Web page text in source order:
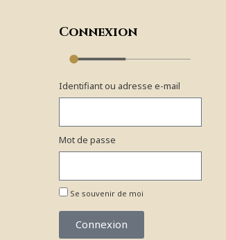
Connexion
Identifiant ou adresse e-mail
Mot de passe
Se souvenir de moi
Connexion